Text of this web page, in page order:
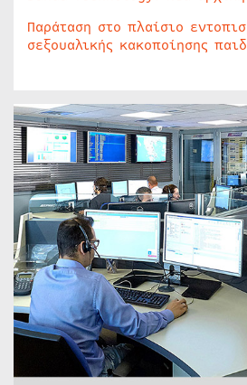
Παράταση στο πλαίσιο
σεξουαλικής κακοποίησης